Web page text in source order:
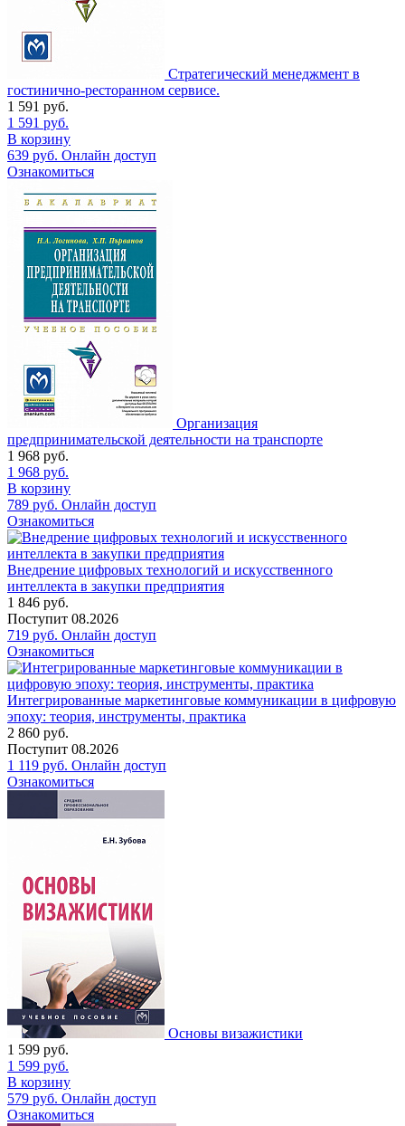
Стратегический менеджмент в
гостинично-ресторанном сервисе.
1 591 руб.
1 591 руб.
В корзину
639 руб. Онлайн доступ
Ознакомиться
Организация
предпринимательской деятельности на транспорте
1 968 руб.
1 968 руб.
В корзину
789 руб. Онлайн доступ
Ознакомиться
Внедрение цифровых технологий и искусственного
интеллекта в закупки предприятия
1 846 руб.
Поступит 08.2026
719 руб. Онлайн доступ
Ознакомиться
Интегрированные маркетинговые коммуникации в цифровую
эпоху: теория, инструменты, практика
2 860 руб.
Поступит 08.2026
1 119 руб. Онлайн доступ
Ознакомиться
Основы визажистики
1 599 руб.
1 599 руб.
В корзину
579 руб. Онлайн доступ
Ознакомиться